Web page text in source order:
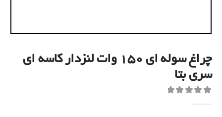
چراغ سوله‌ ای ۱۵۰ وات لنزدار کاسه ای
سری بتا